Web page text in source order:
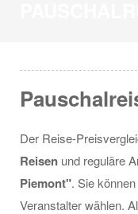
Der Reise-
Reisen und reguläre
Piemont". Sie
Veranstalter wählen.